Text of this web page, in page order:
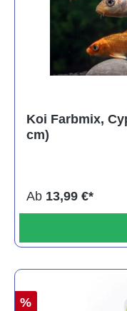
Koi Farbmix,
cm)
Ab 13,99 €*
%